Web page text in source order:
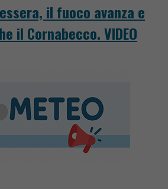
il fuoco avanza e
il Cornabecco. VIDEO